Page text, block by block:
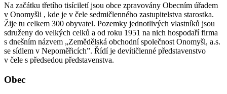
Na začátku třetího tisíciletí jsou obce zpravovány Obecním úřadem
v Onomyšli , kde je v čele sedmičlenného zastupitelstva starostka.
Žije tu celkem 300 obyvatel. Pozemky jednotlivých vlastníků jsou
sdruženy do velkých celků a od roku 1951 na nich hospodaří firma
s dnešním názvem „Zemědělská obchodní společnost Onomyšl, a.s.
se sídlem v Nepoměřicích”. Řídí je devítičlenné představenstvo
v čele s předsedou představenstva.
Obec